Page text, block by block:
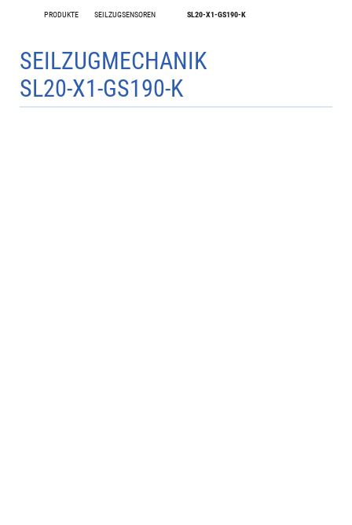
SEILZUGSENSOREN
PRODUKTE SL20-X1-GS190-K
SEILZUGMECHANIK
SL20-X1-GS190-K